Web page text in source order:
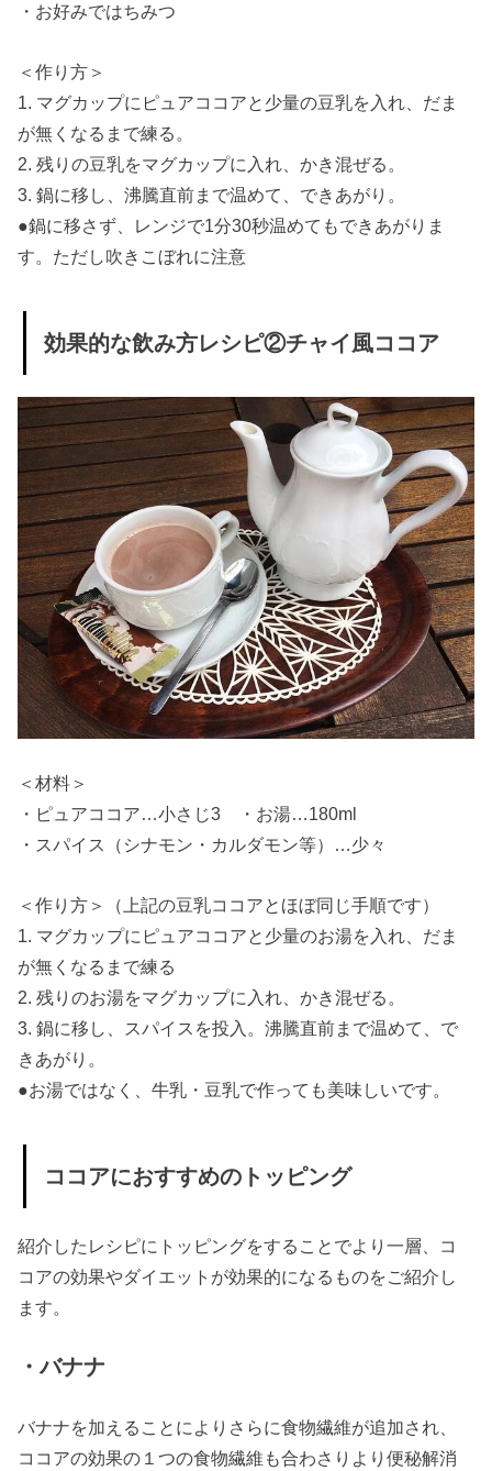
・お好みではちみつ
＜作り方＞
1. マグカップにピュアココアと少量の豆乳を入れ、だま
が無くなるまで練る。
2. 残りの豆乳をマグカップに入れ、かき混ぜる。
3. 鍋に移し、沸騰直前まで温めて、できあがり。
●鍋に移さず、レンジで1分30秒温めてもできあがりま
す。ただし吹きこぼれに注意
効果的な飲み方レシピ②チャイ風ココア
＜材料＞
・ピュアココア…小さじ3 ・お湯…180ml
・スパイス（シナモン・カルダモン等）…少々
＜作り方＞（上記の豆乳ココアとほぼ同じ手順です）
1. マグカップにピュアココアと少量のお湯を入れ、だま
が無くなるまで練る
2. 残りのお湯をマグカップに入れ、かき混ぜる。
3. 鍋に移し、スパイスを投入。沸騰直前まで温めて、で
きあがり。
●お湯ではなく、牛乳・豆乳で作っても美味しいです。
ココアにおすすめのトッピング
紹介したレシピにトッピングをすることでより一層、コ
コアの効果やダイエットが効果的になるものをご紹介し
ます。
・バナナ
バナナを加えることによりさらに食物繊維が追加され、
ココアの効果の１つの食物繊維も合わさりより便秘解消